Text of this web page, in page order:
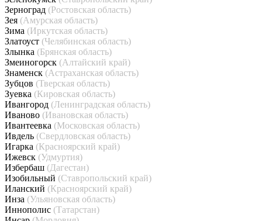
Зерноград (Ростовская область)
Зея (Амурская область)
Зима (Иркутская область)
Златоуст (Челябинская область)
Злынка (Брянская область)
Змеиногорск (Алтайский край)
Знаменск (Астраханская область)
Зубцов (Тверская область)
Зуевка (Кировская область)
Ивангород (Ленинградская область)
Иваново (Ивановская область)
Ивантеевка (Московская область)
Ивдель (Свердловская область)
Игарка (Красноярский край)
Ижевск (Удмуртия)
Избербаш (Дагестан)
Изобильный (Ставропольский край)
Иланский (Красноярский край)
Инза (Ульяновская область)
Иннополис (Татарстан)